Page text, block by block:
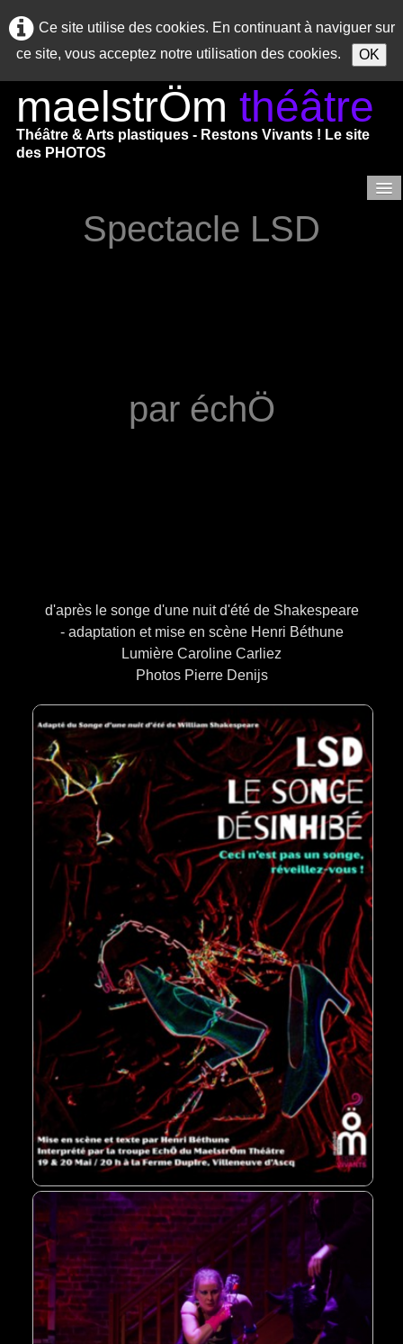
Ce site utilise des cookies. En continuant à naviguer sur
ce site, vous acceptez notre utilisation des cookies.
OK
maelstrÖm théâtre
Théâtre & Arts plastiques - Restons Vivants ! Le site
des PHOTOS
Saison 2022/2023
Spectacle LSD
par échÖ
d'après le songe d'une nuit d'été de Shakespeare
- adaptation et mise en scène Henri Béthune
Lumière Caroline Carliez
Photos Pierre Denijs